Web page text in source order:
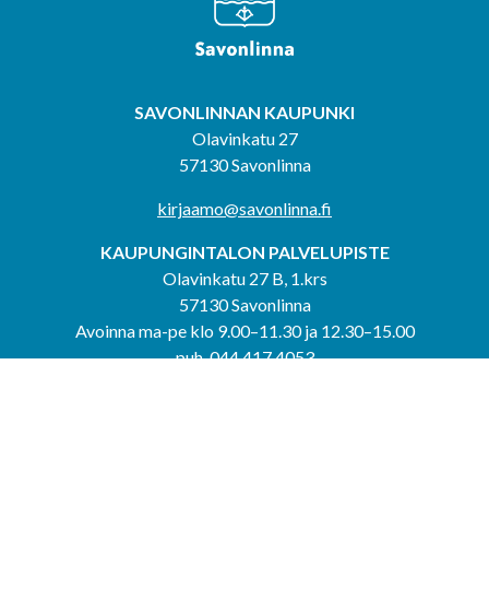
SAVONLINNAN KAUPUNKI
Olavinkatu 27
57130 Savonlinna
kirjaamo@savonlinna.fi
KAUPUNGINTALON PALVELUPISTE
Olavinkatu 27 B, 1.krs
57130 Savonlinna
Avoinna ma-pe klo 9.00–11.30 ja 12.30–15.00
puh. 044 417 4053